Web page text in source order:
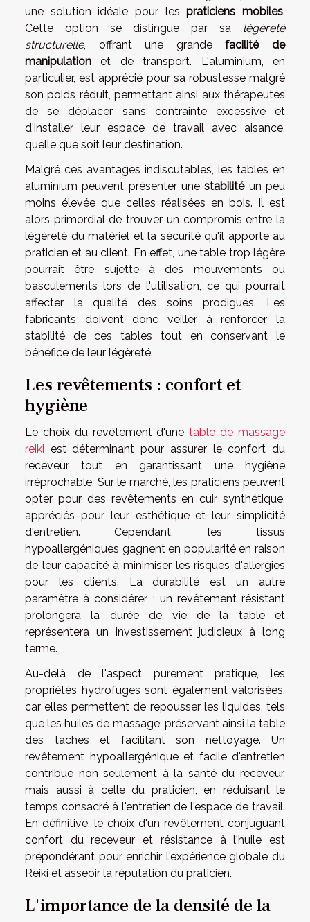
une solution idéale pour lespraticiens mobiles.
Cette option se distingue par sa légèreté
structurelle, offrant une grandefacilité de
manipulation et de transport. L'aluminium, en
particulier, est apprécié pour sa robustesse malgré
son poids réduit, permettant ainsi aux thérapeutes
de se déplacer sans contrainte excessive et
d'installer leur espace de travail avec aisance,
quelle que soit leur destination.
Malgré ces avantages indiscutables, les tables en
aluminium peuvent présenter unestabilitéun peu
moins élevée que celles réalisées en bois. Il est
alors primordial de trouver un compromis entre la
légèreté du matériel et la sécurité qu'il apporte au
praticien et au client. En effet, une table trop légère
pourrait être sujette à des mouvements ou
basculements lors de l'utilisation, ce qui pourrait
affecter la qualité des soins prodigués. Les
fabricants doivent donc veiller à renforcer la
stabilité de ces tables tout en conservant le
bénéfice de leur légèreté.
Les revêtements : confort et
hygiène
Le choix du revêtement d'unetable de massage
reiki est déterminant pour assurer le confort du
receveur tout en garantissant une hygiène
irréprochable. Sur le marché, les praticiens peuvent
opter pour des revêtements en cuir synthétique,
appréciés pour leur esthétique et leur simplicité
d'entretien. Cependant, les tissus
hypoallergéniques gagnent en popularité en raison
de leur capacité à minimiser les risques d'allergies
pour les clients. La durabilité est un autre
paramètre à considérer ; un revêtement résistant
prolongera la durée de vie de la table et
représentera un investissement judicieux à long
terme.
Au-delà de l'aspect purement pratique, les
propriétés hydrofuges sont également valorisées,
car elles permettent de repousser les liquides, tels
que les huiles de massage, préservant ainsi la table
des taches et facilitant son nettoyage. Un
revêtement hypoallergénique et facile d'entretien
contribue non seulement à la santé du receveur,
mais aussi à celle du praticien, en réduisant le
temps consacré à l'entretien de l'espace de travail.
En définitive, le choix d'un revêtement conjuguant
confort du receveur et résistance à l'huile est
prépondérant pour enrichir l'expérience globale du
Reiki et asseoir la réputation du praticien.
L'importance de la densité de la